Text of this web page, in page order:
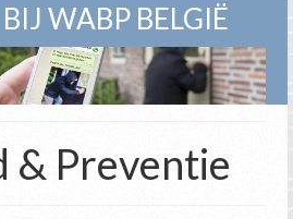
WABP BELGIË
& Preventie